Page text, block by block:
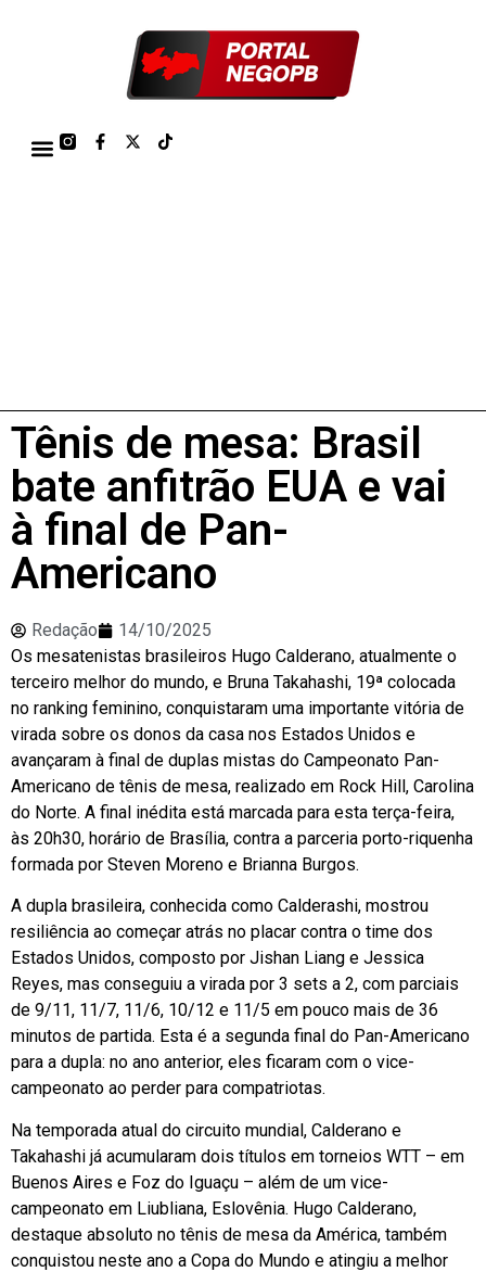
Tênis de mesa: Brasil
bate anfitrão EUA e vai
à final de Pan-
Americano
Redação
14/10/2025
Os mesatenistas brasileiros Hugo Calderano, atualmente o
terceiro melhor do mundo, e Bruna Takahashi, 19ª colocada
no ranking feminino, conquistaram uma importante vitória de
virada sobre os donos da casa nos Estados Unidos e
avançaram à final de duplas mistas do Campeonato Pan-
Americano de tênis de mesa, realizado em Rock Hill, Carolina
do Norte. A final inédita está marcada para esta terça-feira,
às 20h30, horário de Brasília, contra a parceria porto-riquenha
formada por Steven Moreno e Brianna Burgos.
A dupla brasileira, conhecida como Calderashi, mostrou
resiliência ao começar atrás no placar contra o time dos
Estados Unidos, composto por Jishan Liang e Jessica
Reyes, mas conseguiu a virada por 3 sets a 2, com parciais
de 9/11, 11/7, 11/6, 10/12 e 11/5 em pouco mais de 36
minutos de partida. Esta é a segunda final do Pan-Americano
para a dupla: no ano anterior, eles ficaram com o vice-
campeonato ao perder para compatriotas.
Na temporada atual do circuito mundial, Calderano e
Takahashi já acumularam dois títulos em torneios WTT – em
Buenos Aires e Foz do Iguaçu – além de um vice-
campeonato em Liubliana, Eslovênia. Hugo Calderano,
destaque absoluto no tênis de mesa da América, também
conquistou neste ano a Copa do Mundo e atingiu a melhor